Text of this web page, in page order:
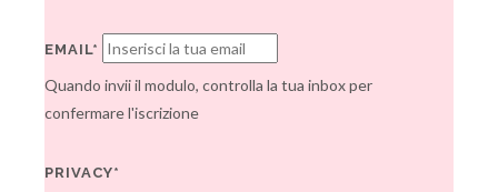
EMAIL*
Quando invii il modulo, controlla la tua inbox per
confermare l'iscrizione
PRIVACY*